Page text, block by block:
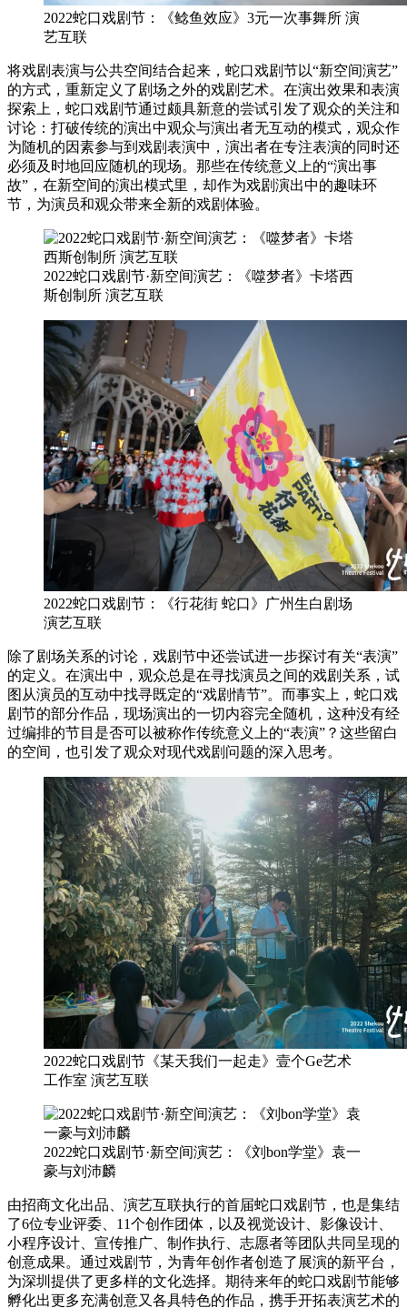
2022蛇口戏剧节：《鲶鱼效应》3元一次事舞所 演
艺互联
将戏剧表演与公共空间结合起来，蛇口戏剧节以“新空间演艺”
的方式，重新定义了剧场之外的戏剧艺术。在演出效果和表演
探索上，蛇口戏剧节通过颇具新意的尝试引发了观众的关注和
讨论：打破传统的演出中观众与演出者无互动的模式，观众作
为随机的因素参与到戏剧表演中，演出者在专注表演的同时还
必须及时地回应随机的现场。那些在传统意义上的“演出事
故”，在新空间的演出模式里，却作为戏剧演出中的趣味环
节，为演员和观众带来全新的戏剧体验。
2022蛇口戏剧节·新空间演艺：《噬梦者》卡塔西
斯创制所 演艺互联
2022蛇口戏剧节：《行花街 蛇口》广州生白剧场
演艺互联
除了剧场关系的讨论，戏剧节中还尝试进一步探讨有关“表演”
的定义。在演出中，观众总是在寻找演员之间的戏剧关系，试
图从演员的互动中找寻既定的“戏剧情节”。而事实上，蛇口戏
剧节的部分作品，现场演出的一切内容完全随机，这种没有经
过编排的节目是否可以被称作传统意义上的“表演”？这些留白
的空间，也引发了观众对现代戏剧问题的深入思考。
2022蛇口戏剧节《某天我们一起走》壹个Ge艺术
工作室 演艺互联
2022蛇口戏剧节·新空间演艺：《刘bon学堂》袁一
豪与刘沛麟
由招商文化出品、演艺互联执行的首届蛇口戏剧节，也是集结
了6位专业评委、11个创作团体，以及视觉设计、影像设计、
小程序设计、宣传推广、制作执行、志愿者等团队共同呈现的
创意成果。通过戏剧节，为青年创作者创造了展演的新平台，
为深圳提供了更多样的文化选择。期待来年的蛇口戏剧节能够
孵化出更多充满创意又各具特色的作品，携手开拓表演艺术的